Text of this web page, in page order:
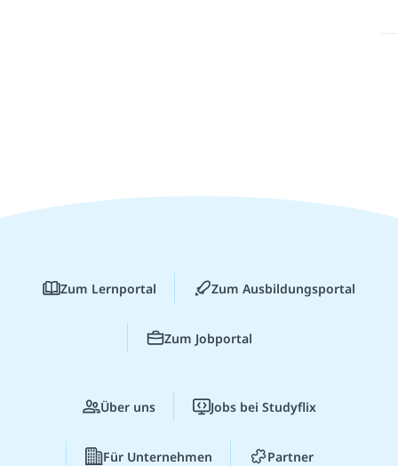
Zum Lernportal Zum Ausbildungsportal
Zum Jobportal
Über uns Jobs bei Studyflix
Für Unternehmen Partner